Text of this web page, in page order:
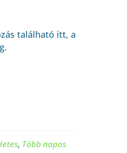
található itt, a
, Több napos